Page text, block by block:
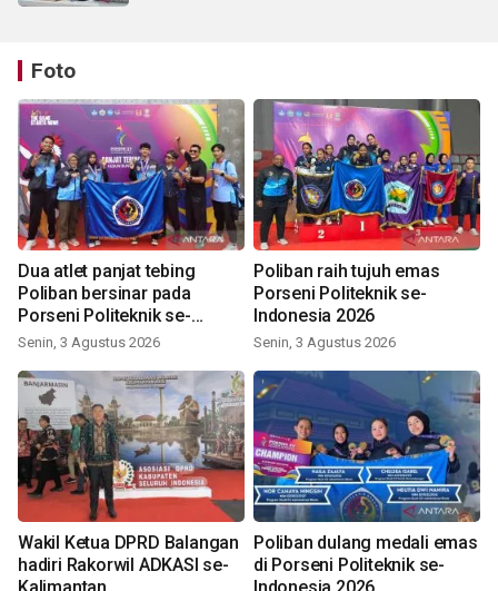
Foto
Dua atlet panjat tebing
Poliban bersinar pada
Porseni Politeknik se-
Indonesia 2026
Senin, 3 Agustus 2026
Poliban raih tujuh emas
Porseni Politeknik se-
Indonesia 2026
Senin, 3 Agustus 2026
Wakil Ketua DPRD Balangan
hadiri Rakorwil ADKASI se-
Poliban dulang medali emas
di Porseni Politeknik se-